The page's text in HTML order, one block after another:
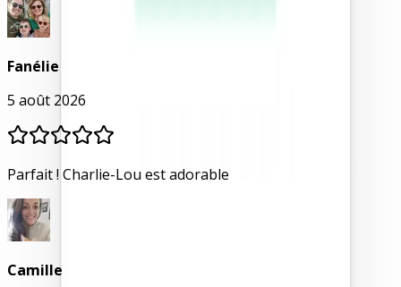
Fanélie
5 août 2026
Parfait ! Charlie-Lou est adorable
Camille